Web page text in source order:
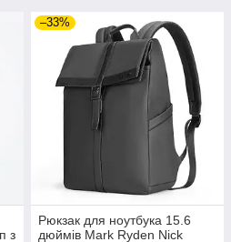
з
–33%
Рюкзак для ноутбука 15.6
дюймів Mark Ryden Nick